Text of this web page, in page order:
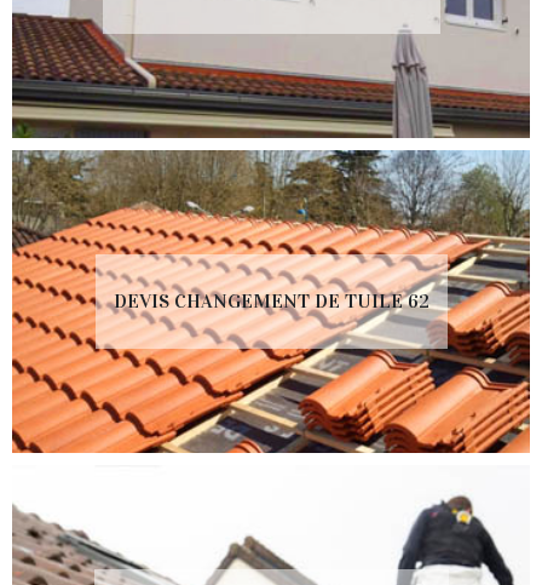
DEVIS CHANGEMENT DE TUILE 62